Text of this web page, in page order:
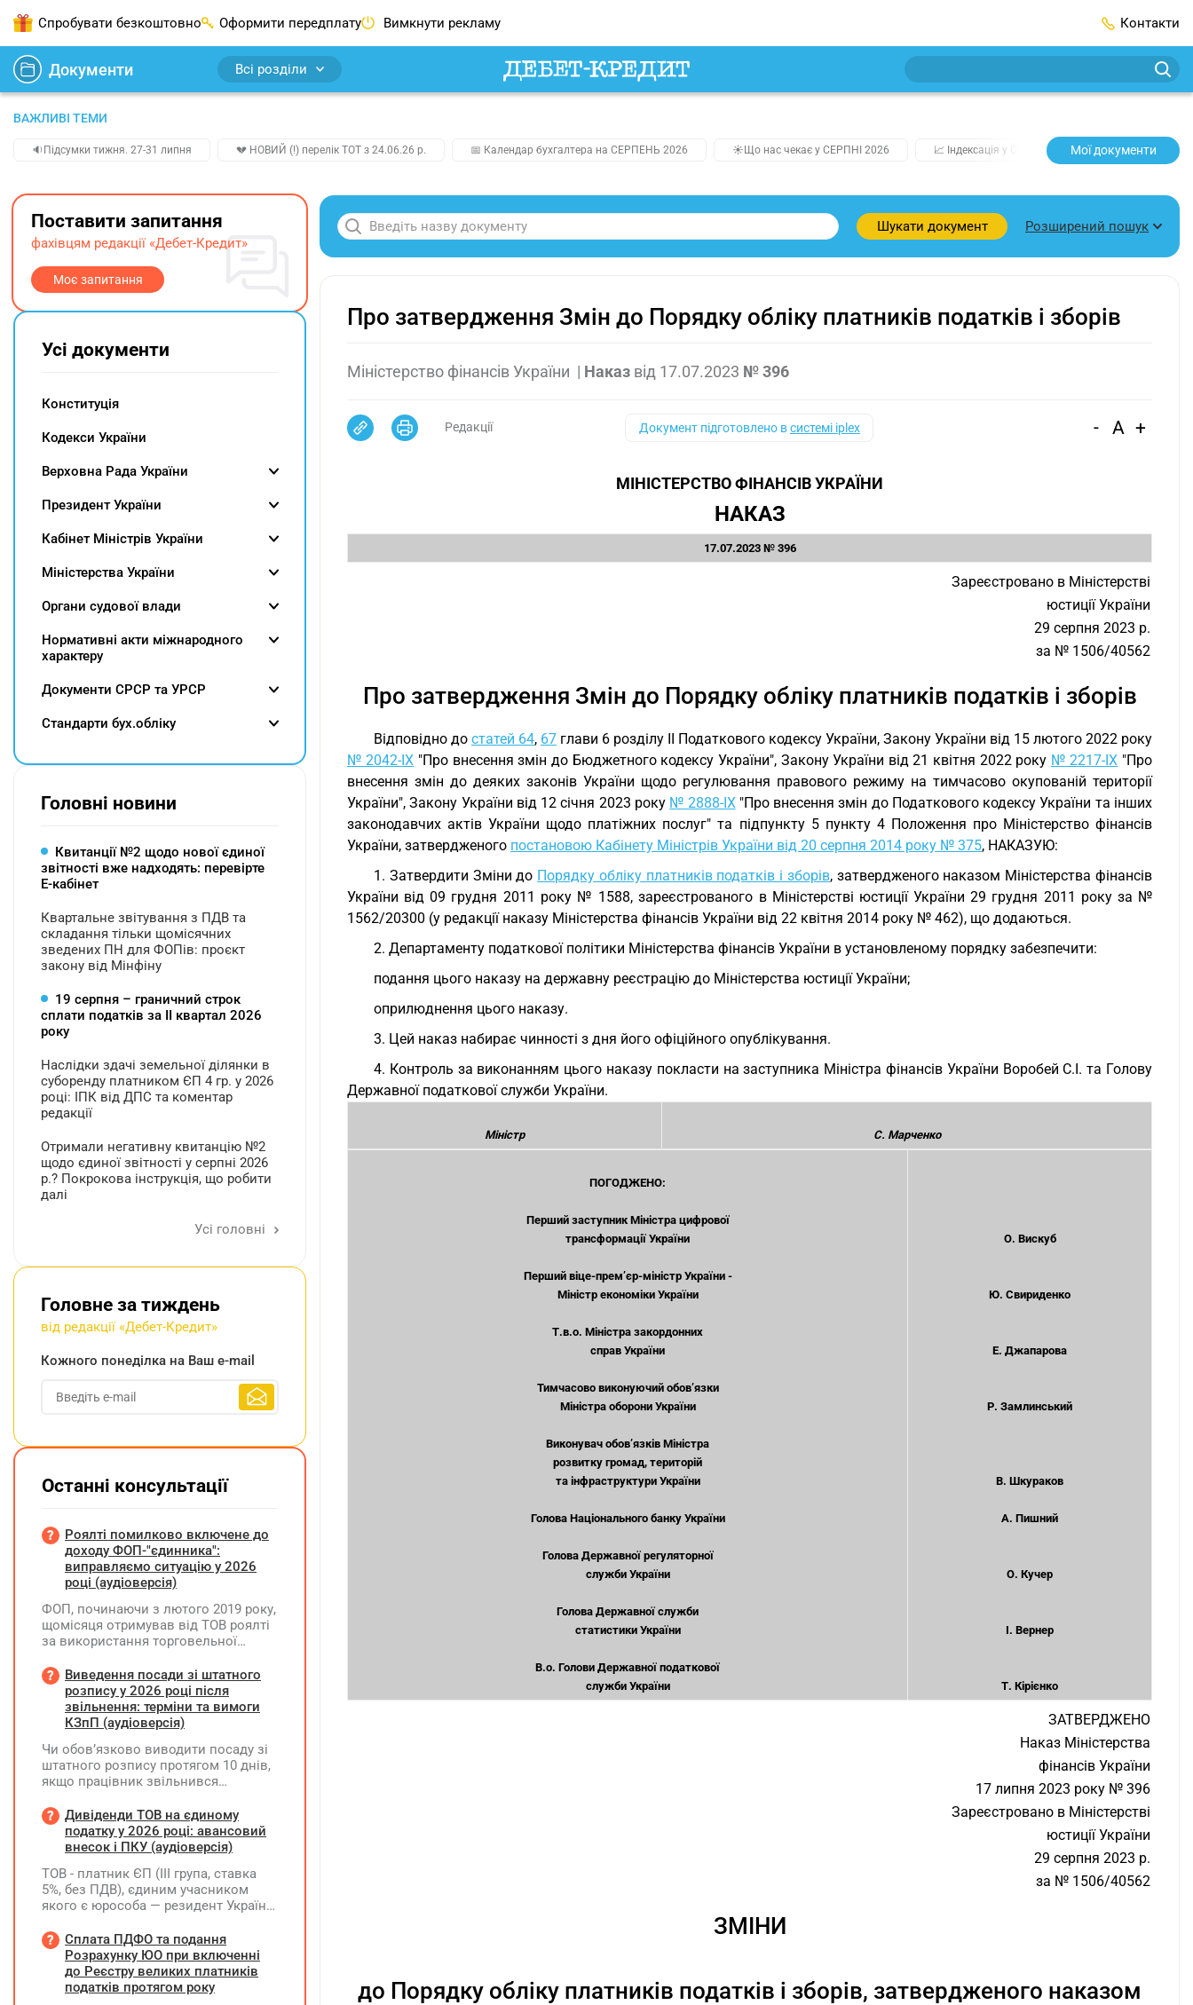
Спробувати безкоштовно Оформити передплату Вимкнути рекламу Контакти
Документи Всі розділи
ВАЖЛИВІ ТЕМИ
🔉Підсумки тижня. 27-31 липня 💔 НОВИЙ (!) перелік ТОТ з 24.06.26 р. 📅 Календар бухгалтера на СЕРПЕНЬ 2026 ☀️Що нас чекає у СЕРПНІ 2026 📈 Індексація у СЕРПНІ 2️⃣0️⃣2️⃣7️⃣ Усі
Мої документи
Шукати документ Розширений пошук
Про затвердження Змін до Порядку обліку платників податків і зборів
Міністерство фінансів України | Наказ від 17.07.2023 № 396
Редакції Документ підготовлено всистемі iplex - A +
МІНІСТЕРСТВО ФІНАНСІВ УКРАЇНИ
НАКАЗ
17.07.2023 № 396
Зареєстровано в Міністерстві
юстиції України
29 серпня 2023 р.
за № 1506/40562
Про затвердження Змін до Порядку обліку платників податків і зборів
Відповідно до статей 64, 67 глави 6 розділу II Податкового кодексу України, Закону України від 15 лютого 2022 року
№ 2042-IX "Про внесення змін до Бюджетного кодексу України", Закону України від 21 квітня 2022 року № 2217-IX "Про
внесення змін до деяких законів України щодо регулювання правового режиму на тимчасово окупованій території
України", Закону України від 12 січня 2023 року № 2888-IХ"Про внесення змін до Податкового кодексу України та інших
законодавчих актів України щодо платіжних послуг" та підпункту 5 пункту 4 Положення про Міністерство фінансів
України, затвердженого постановою Кабінету Міністрів України від 20 серпня 2014 року № 375, НАКАЗУЮ:
1. Затвердити Зміни до Порядку обліку платників податків і зборів, затвердженого наказом Міністерства фінансів
України від 09 грудня 2011 року № 1588, зареєстрованого в Міністерстві юстиції України 29 грудня 2011 року за №
1562/20300 (у редакції наказу Міністерства фінансів України від 22 квітня 2014 року № 462), що додаються.
2. Департаменту податкової політики Міністерства фінансів України в установленому порядку забезпечити:
подання цього наказу на державну реєстрацію до Міністерства юстиції України;
оприлюднення цього наказу.
3. Цей наказ набирає чинності з дня його офіційного опублікування.
4. Контроль за виконанням цього наказу покласти на заступника Міністра фінансів України Воробей С.І. та Голову
Державної податкової служби України.
Міністр С. Марченко
ПОГОДЖЕНО:
Перший заступник Міністра цифрової
трансформації України
Перший віце-прем’єр-міністр України -
Міністр економіки України
Т.в.о. Міністра закордонних
справ України
Тимчасово виконуючий обов’язки
Міністра оборони України
Виконувач обов’язків Міністра
розвитку громад, територій
та інфраструктури України
Голова Національного банку України
Голова Державної регуляторної
служби України
Голова Державної служби
статистики України
В.о. Голови Державної податкової
служби України
О. Вискуб
Ю. Свириденко
Е. Джапарова
Р. Замлинський
В. Шкураков
А. Пишний
О. Кучер
І. Вернер
Т. Кірієнко
ЗАТВЕРДЖЕНО
Наказ Міністерства
фінансів України
17 липня 2023 року № 396
Зареєстровано в Міністерстві
юстиції України
29 серпня 2023 р.
за № 1506/40562
ЗМІНИ
до Порядку обліку платників податків і зборів, затвердженого наказом
Поставити запитання
фахівцям редакції «Дебет-Кредит»
Моє запитання
Усі документи
Конституція
Кодекси України
Верховна Рада України
Президент України
Кабінет Міністрів України
Міністерства України
Органи судової влади
Нормативні акти міжнародного
характеру
Документи СРСР та УРСР
Cтандарти бух.обліку
Головні новини
Квитанції №2 щодо нової єдиної
звітності вже надходять: перевірте
Е-кабінет
Квартальне звітування з ПДВ та
складання тільки щомісячних
зведених ПН для ФОПів: проєкт
закону від Мінфіну
19 серпня – граничний строк
сплати податків за ІI квартал 2026
року
Наслідки здачі земельної ділянки в
суборенду платником ЄП 4 гр. у 2026
році: ІПК від ДПС та коментар
редакції
Отримали негативну квитанцію №2
щодо єдиної звітності у серпні 2026
р.? Покрокова інструкція, що робити
далі
Усі головні
Головне за тиждень
від редакції «Дебет-Кредит»
Кожного понеділка на Ваш e-mail
Останні консультації
Роялті помилково включене до
доходу ФОП-"єдинника":
виправляємо ситуацію у 2026
році (аудіоверсія)
ФОП, починаючи з лютого 2019 року,
щомісяця отримував від ТОВ роялті
за використання торговельної
включав до доходу платника ЄП та
оподатковував за ставкою 5%.
Водночас ТОВ при виплаті роялті не
утримувало ПДФО та ВЗ. Як зараз
потрібно відображати отримані суми
у декларації "єдинника" за II квартал
2026 року? Чи можуть виникнути
зробити?
Виведення посади зі штатного
розпису у 2026 році після
звільнення: терміни та вимоги
КЗпП (аудіоверсія)
Чи обов’язково виводити посаду зі
штатного розпису протягом 10 днів,
якщо працівник звільнився
Дивіденди ТОВ на єдиному
податку у 2026 році: авансовий
внесок і ПКУ (аудіоверсія)
ТОВ - платник ЄП (ІІІ група, ставка
5%, без ПДВ), єдиним учасником
якого є юрособа — резидент України,
виплатити дивіденди за рахунок
нерозподіленого прибутку 2024–
2025 років у сумі 15 млн грн. Які
податкові наслідки виникають у
Сплата ПДФО та подання
Розрахунку ЮО при включенні
до Реєстру великих платників
податків протягом року